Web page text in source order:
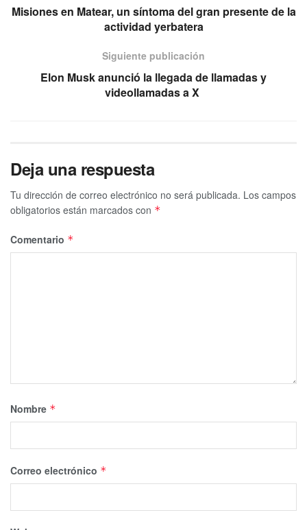
Misiones en Matear, un síntoma del gran presente de la
actividad yerbatera
Siguiente publicación
Elon Musk anunció la llegada de llamadas y
videollamadas a X
Deja una respuesta
Tu dirección de correo electrónico no será publicada. Los campos
obligatorios están marcados con *
Comentario *
Nombre *
Correo electrónico *